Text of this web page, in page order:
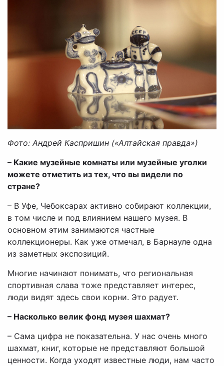
Фото: Андрей Каспришин («Алтайская правда»)
– Какие музейные комнаты или музейные уголки
можете отметить из тех, что вы видели по
стране?
– В Уфе, Чебоксарах активно собирают коллекции,
в том числе и под влиянием нашего музея. В
основном этим занимаются частные
коллекционеры. Как уже отмечал, в Барнауле одна
из заметных экспозиций.
Многие начинают понимать, что региональная
спортивная слава тоже представляет интерес,
люди видят здесь свои корни. Это радует.
– Насколько велик фонд музея шахмат?
– Сама цифра не показательна. У нас очень много
шахмат, книг, которые не представляют большой
ценности. Когда уходят известные люди, нам часто